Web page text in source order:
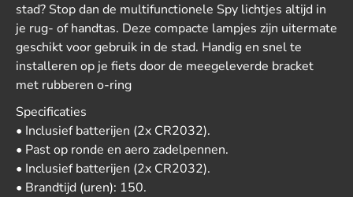
stad? Stop dan de multifunctionele Spy lichtjes altijd in
je rug- of handtas. Deze compacte lampjes zijn uitermate
geschikt voor gebruik in de stad. Handig en snel te
installeren op je fiets door de meegeleverde bracket
met rubberen o-ring
Specificaties
• Inclusief batterijen (2x CR2032).
• Past op ronde en aero zadelpennen.
• Inclusief batterijen (2x CR2032).
• Brandtijd (uren): 150.